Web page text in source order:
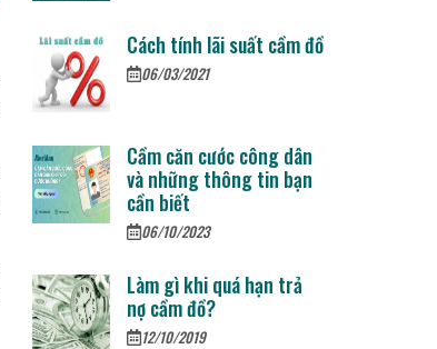
Cách tính lãi suất cầm đồ
06/03/2021
Cầm căn cước công dân
và những thông tin bạn
cần biết
06/10/2023
Làm gì khi quá hạn trả
nợ cầm đồ?
12/10/2019